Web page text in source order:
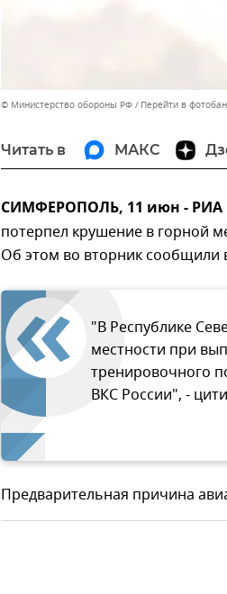
© Министерство обороны РФ Перейти в
Читать в МАКС
СИМФЕРОПОЛЬ, 11 июн - РИА
потерпел крушение в горной
Об этом во вторник
"В Республике
местности при
тренировочного
ВКС России", -
Предварительная причина